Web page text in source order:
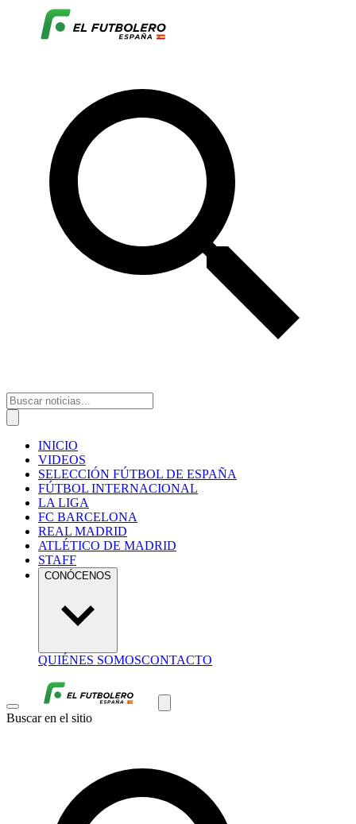
INICIO
VIDEOS
SELECCIÓN FÚTBOL DE ESPAÑA
FÚTBOL INTERNACIONAL
LA LIGA
FC BARCELONA
REAL MADRID
ATLÉTICO DE MADRID
STAFF
CONÓCENOS
QUIÉNES SOMOSCONTACTO
Buscar en el sitio